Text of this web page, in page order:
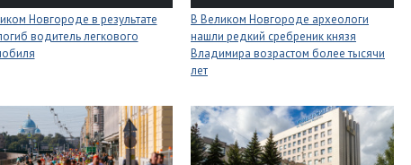
Новгороде в результате
водитель легкового
В Великом Новгороде археологи
нашли редкий сребреник князя
Владимира возрастом более тысячи
лет